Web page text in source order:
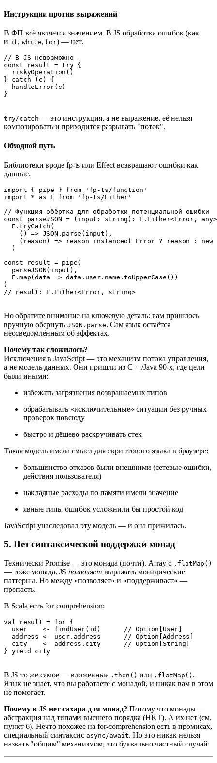
Инструкции против выражений
В ФП всё является значением. В JS обработка ошибок (как
и if, while, for) — нет.
// В JS невозможно
const result = try {
  riskyOperation()
} catch (e) {
  handleError(e)
}
try/catch — это инструкция, а не выражение, её нельзя
композировать и приходится разрывать "поток".
Обходной путь
Библиотеки вроде fp-ts или Effect возвращают ошибки как
данные:
import { pipe } from 'fp-ts/function'
import * as E from 'fp-ts/Either'
// Функция-обёртка для обработки потенциальной ошибки
const parseJSON = (input: string): E.Either<Error,
  E.tryCatch(
    () => JSON.parse(input),
(reason) => reason instanceof Error ? reason : new
  )
const result = pipe(
  parseJSON(input),
  E.map(data => data.user.name.toUpperCase())
)
// result: E.Either<Error, string>
Но обратите внимание на ключевую деталь: вам пришлось
вручную обернуть JSON.parse. Сам язык остаётся
неосведомлённым об эффектах.
Почему так сложилось?
Исключения в JavaScript — это механизм потока управления,
а не модель данных. Они пришли из C++/Java 90-х, где цели
были иными:
избежать загрязнения возвращаемых типов
обрабатывать «исключительные» ситуации без ручных
проверок повсюду
быстро и дёшево раскручивать стек
Такая модель имела смысл для скриптового языка в браузере:
большинство отказов были внешними (сетевые ошибки,
действия пользователя)
накладные расходы по памяти имели значение
явные типы ошибок усложнили бы простой код
JavaScript унаследовал эту модель — и она прижилась.
5. Нет синтаксической поддержки монад
Технически Promise — это монада (почти). Array с .flatMap()
— тоже монада. JS позволяет выражать монадические
паттерны. Но между «позволяет» и «поддерживает» —
пропасть.
В Scala есть for-comprehension:
val result = for {
  user    <- findUser(id)      // Option[User]
  address <- user.address      // Option[Address]
  city    <- address.city      // Option[String]
В JS то же самое — вложенные .then() или .flatMap() .
Язык не знает, что вы работаете с монадой, и никак вам в этом
не помогает.
Почему в JS нет сахара для монад? Потому что монады —
абстракция над типами высшего порядка (HKT). А их нет (см.
пункт 6). Нечто похожее на for-comprehension есть в промисах,
специальный синтаксис async/await. Но это никак нельзя
назвать "общим" механизмом, это буквально частный случай.